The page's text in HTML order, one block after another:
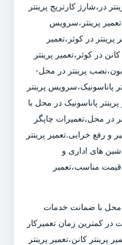
در،شارژ کارتریج پرینتر
پرینتر،سرویس
در کوثر،تعمیر
در کوثر،تعمیر پرینتر
پرینتر در محل-
پاناسونیک،سرویس پرینتر
پاناسونیک در محل با
در محل،تعمیرات چاپگر
و رفع خرابی.تعمیر پرینتر
های اداری و
قیمت مناسب،تعمیر
محل با ضمانت خدمات
کمترین زمان تعمیرکار
پرینتر کانن،تعمیر پرینتر